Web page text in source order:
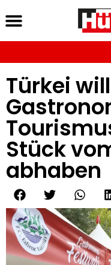
Türkei
Stück
abhaben